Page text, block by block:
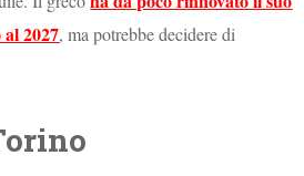
2027, ma potrebbe decidere di